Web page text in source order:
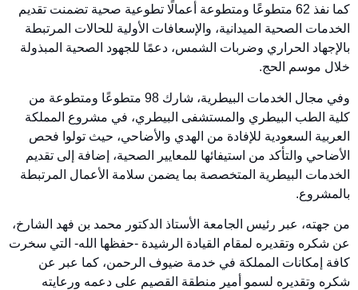
كما نفذ 62 متطوعًا ومتطوعة أعمالًا تطوعية صحية تضمنت تقديم
الخدمات الصحية الميدانية، والإسعافات الأولية للحالات المرتبطة
بالإجهاد الحراري وضربات الشمس، دعمًا للجهود الصحية المبذولة
خلال موسم الحج.
وفي مجال الخدمات البيطرية، شارك 98 متطوعًا ومتطوعة من
كلية الطب البيطري والمستشفى البيطري، في مشروع المملكة
العربية السعودية للإفادة من الهدي والأضاحي، حيث تولوا فحص
الأضاحي والتأكد من استيفائها للمعايير الصحية، إضافة إلى تقديم
الخدمات البيطرية المتخصصة بما يضمن سلامة الأعمال المرتبطة
بالمشروع.
من جهته، عبر رئيس الجامعة الأستاذ الدكتور محمد بن فهد الشارخ،
عن شكره وتقديره لمقام القيادة الرشيدة -حفظها الله- التي سخرت
كافة إمكانات المملكة في خدمة ضيوف الرحمن، كما عبر عن
شكره وتقديره لسمو أمير منطقة القصيم على دعمه ورعايته